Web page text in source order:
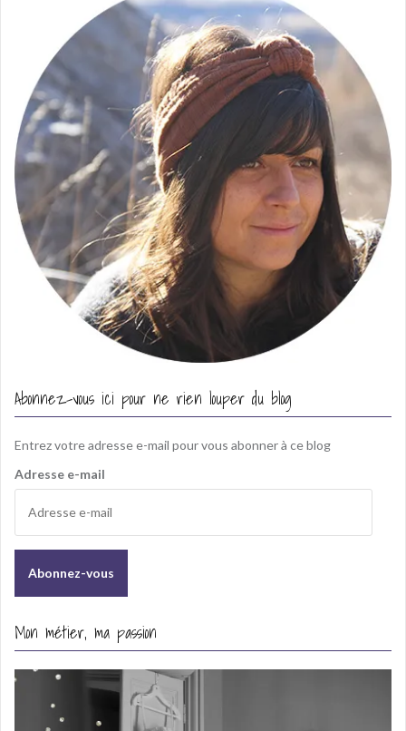
Abonnez-vous ici pour ne rien louper du blog
Entrez votre adresse e-mail pour vous abonner à ce blog
Adresse e-mail
Mon métier, ma passion